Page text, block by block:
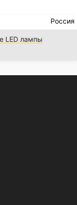
Россия
LED лампы